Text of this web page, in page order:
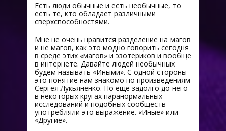
Есть люди обычные и есть необычные, то
есть те, кто обладает различными
сверхспособностями.
Мне не очень нравится разделение на магов
и не магов, как это модно говорить сегодня
в среде этих «магов» и эзотериков и вообще
в интернете. Давайте людей необычных
будем называть «Иными». С одной стороны
это понятие нам знакомо по произведениям
Сергея Лукьяненко. Но ещё задолго до него
в некоторых кругах паранормальных
исследований и подобных сообществ
употребляли это выражение. «Иные» или
«Другие».